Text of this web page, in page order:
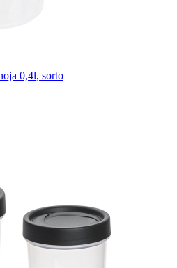
0,4l, sorto